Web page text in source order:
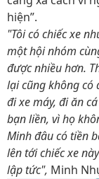
hiện”.
"Tôi có chiếc xe
một hội nhóm
được nhiều hơn.
lại cũng không có
đi xe máy, đi ăn
bạn liền, vì họ
Minh đâu có tiền
lên tới chiếc xe
lập tức", Minh